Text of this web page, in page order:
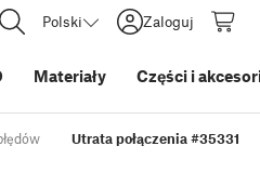
Polski Zaloguj
Materiały Części i
Utrata połączenia #35331